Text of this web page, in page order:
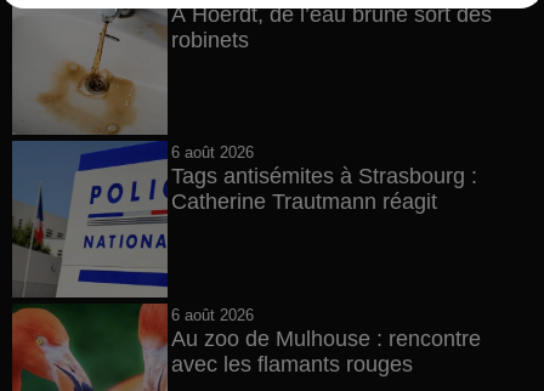
À Hoerdt, de l’eau brune sort des
robinets
6 août 2026
Tags antisémites à Strasbourg :
Catherine Trautmann réagit
6 août 2026
Au zoo de Mulhouse : rencontre
avec les flamants rouges